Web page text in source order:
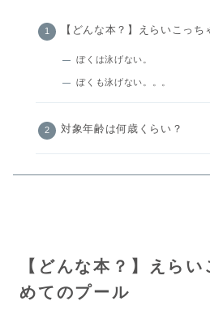
【どんな本？】えらいこっ
ぼくは泳げない。
ぼくも泳げない。。。
対象年齢は何歳くらい？
【どんな本？】えら
めてのプール